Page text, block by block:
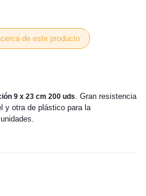
de este producto
9 x 23 cm 200 uds. Gran resistencia
y otra de plástico para la